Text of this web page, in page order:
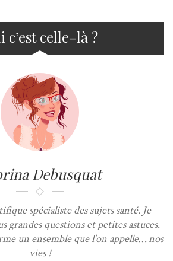
c’est celle-là ?
Debusquat
spécialiste des sujets santé. Je
grandes questions et petites astuces.
un ensemble que l’on appelle… nos
vies !